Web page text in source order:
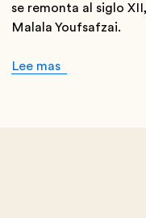
se remonta al siglo
Malala Youfsafzai.
Lee mas